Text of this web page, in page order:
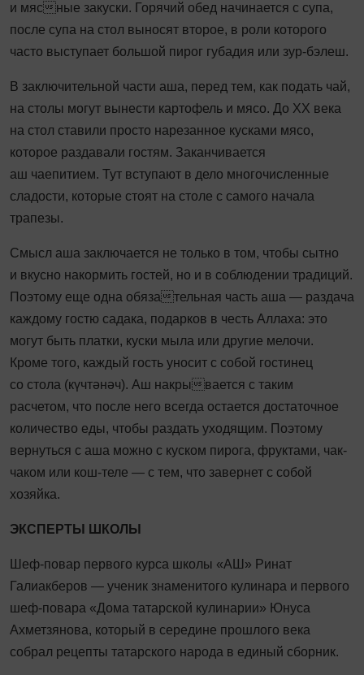
и мясные закуски. Горячий обед начинается с супа,
после супа на стол выносят второе, в роли которого
часто выступает большой пирог губадия или зур-бэлеш.
В заключительной части аша, перед тем, как подать чай,
на столы могут вынести картофель и мясо. До XX века
на стол ставили просто нарезанное кусками мясо,
которое раздавали гостям. Заканчивается
аш чаепитием. Тут вступают в дело многочисленные
сладости, которые стоят на столе с самого начала
трапезы.
Смысл аша заключается не только в том, чтобы сытно
и вкусно накормить гостей, но и в соблюдении традиций.
Поэтому еще одна обязательная часть аша — раздача
каждому гостю садака, подарков в честь Аллаха: это
могут быть платки, куски мыла или другие мелочи.
Кроме того, каждый гость уносит с собой гостинец
со стола (күчтәнәч). Аш накрывается с таким
расчетом, что после него всегда остается достаточное
количество еды, чтобы раздать уходящим. Поэтому
вернуться с аша можно с куском пирога, фруктами, чак-
чаком или кош-теле — с тем, что завернет с собой
хозяйка.
ЭКСПЕРТЫ ШКОЛЫ
Шеф-повар первого курса школы «АШ» Ринат
Галиакберов — ученик знаменитого кулинара и первого
шеф-повара «Дома татарской кулинарии» Юнуса
Ахметзянова, который в середине прошлого века
собрал рецепты татарского народа в единый сборник.